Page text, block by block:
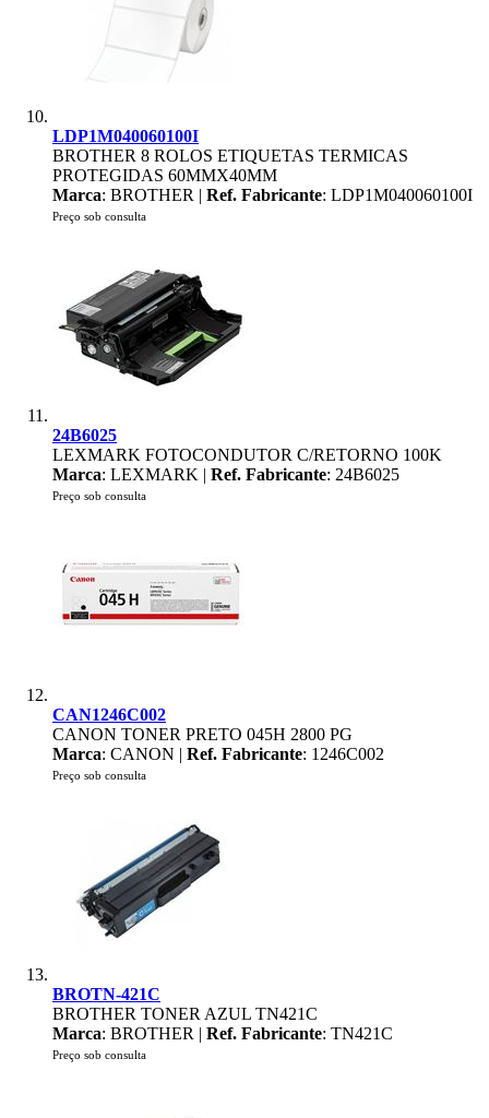
LDP1M040060100I
BROTHER 8 ROLOS ETIQUETAS TERMICAS
PROTEGIDAS 60MMX40MM
Marca: BROTHER | Ref. Fabricante: LDP1M040060100I
Preço sob consulta
24B6025
LEXMARK FOTOCONDUTOR C/RETORNO 100K
Marca: LEXMARK | Ref. Fabricante: 24B6025
Preço sob consulta
CAN1246C002
CANON TONER PRETO 045H 2800 PG
Marca: CANON | Ref. Fabricante: 1246C002
Preço sob consulta
BROTN-421C
BROTHER TONER AZUL TN421C
Marca: BROTHER | Ref. Fabricante: TN421C
Preço sob consulta